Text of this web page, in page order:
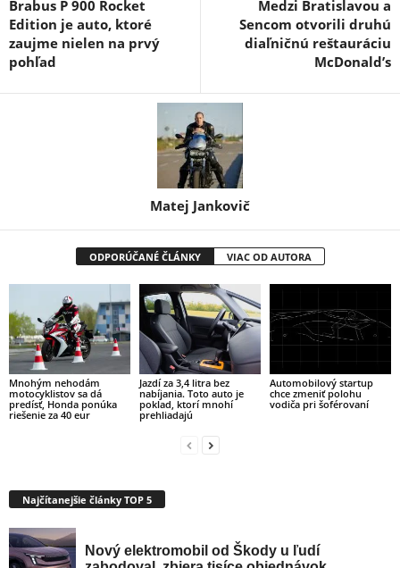
Brabus P 900 Rocket
Edition je auto, ktoré
zaujme nielen na prvý
pohľad
Medzi Bratislavou a
Sencom otvorili druhú
diaľničnú reštauráciu
McDonald’s
Matej Jankovič
ODPORÚČANÉ ČLÁNKY VIAC OD AUTORA
Mnohým nehodám
motocyklistov sa dá
predísť, Honda ponúka
riešenie za 40 eur
Jazdí za 3,4 litra bez
nabíjania. Toto auto je
poklad, ktorí mnohí
prehliadajú
Automobilový startup
chce zmeniť polohu
vodiča pri šoférovaní
Najčítanejšie články TOP 5